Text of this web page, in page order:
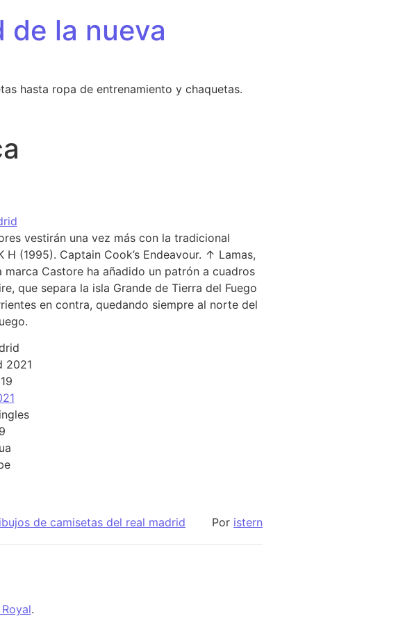
de la nueva
hasta ropa de entrenamiento y chaquetas.
vestirán una vez más con la tradicional
H (1995). Captain Cook’s Endeavour. ↑ Lamas,
Castore ha añadido un patrón a cuadros
que separa la isla Grande de Tierra del Fuego
en contra, quedando siempre al norte del
de camisetas del real madrid Por istern
.